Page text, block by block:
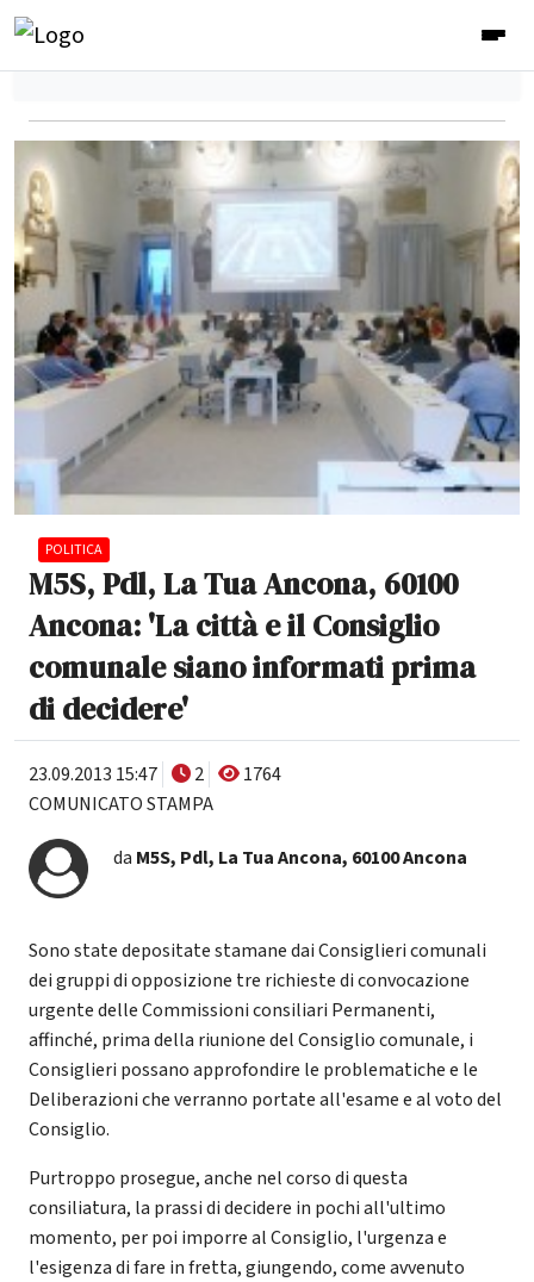
POLITICA
M5S, Pdl, La Tua Ancona, 60100
Ancona: 'La città e il Consiglio
comunale siano informati prima
di decidere'
23.09.2013 15:47 2
1764
COMUNICATO STAMPA
da M5S, Pdl, La Tua Ancona, 60100 Ancona
Sono state depositate stamane dai Consiglieri comunali
dei gruppi di opposizione tre richieste di convocazione
urgente delle Commissioni consiliari Permanenti,
affinché, prima della riunione del Consiglio comunale, i
Consiglieri possano approfondire le problematiche e le
Deliberazioni che verranno portate all'esame e al voto del
Consiglio.
Purtroppo prosegue, anche nel corso di questa
consiliatura, la prassi di decidere in pochi all'ultimo
momento, per poi imporre al Consiglio, l'urgenza e
l'esigenza di fare in fretta, giungendo, come avvenuto